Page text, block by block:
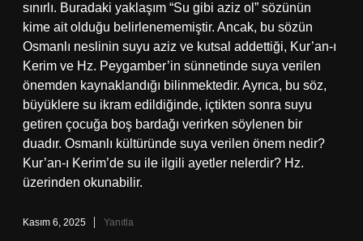
sınırlı. Buradaki yaklaşım “Su gibi aziz ol” sözünün
kime ait olduğu belirlenememiştir. Ancak, bu sözün
Osmanlı neslinin suyu aziz ve kutsal addettiği, Kur’an-ı
Kerim ve Hz. Peygamber’in sünnetinde suya verilen
önemden kaynaklandığı bilinmektedir. Ayrıca, bu söz,
büyüklere su ikram edildiğinde, içtikten sonra suyu
getiren çocuğa boş bardağı verirken söylenen bir
duadır. Osmanlı kültüründe suya verilen önem nedir?
Kur’an-ı Kerim’de su ile ilgili ayetler nelerdir? Hz.
üzerinden okunabilir.
Kasım 6, 2025 Yanıtla